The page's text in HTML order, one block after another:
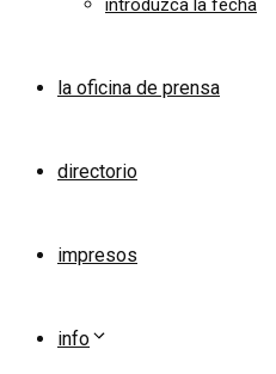
introduzca la fecha
la oficina de prensa
directorio
impresos
info